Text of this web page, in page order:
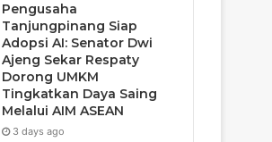
Pengusaha
Tanjungpinang Siap
Adopsi AI: Senator Dwi
Ajeng Sekar Respaty
Dorong UMKM
Tingkatkan Daya Saing
Melalui AIM ASEAN
3 days ago